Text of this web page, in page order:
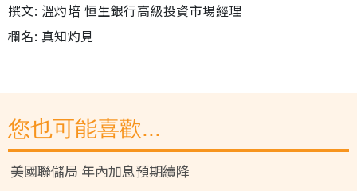
撰文: 溫灼培 恒生銀行高級投資市場經理
欄名: 真知灼見
您也可能喜歡...
美國聯儲局 年內加息預期續降